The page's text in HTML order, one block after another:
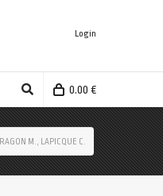
Login
0.00 €
RAGON M., LAPICQUE C.